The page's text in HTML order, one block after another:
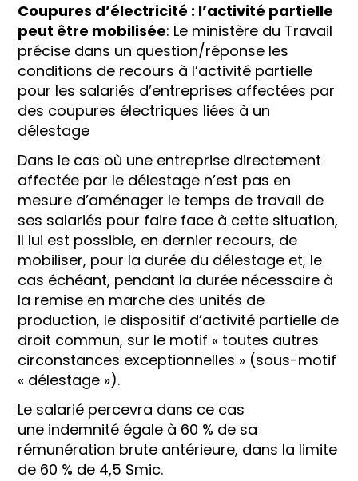
Coupures d’électricité : l’activité partielle
peut être mobilisée: Le ministère du Travail
précise dans un question/réponse les
conditions de recours à l’activité partielle
pour les salariés d’entreprises affectées par
des coupures électriques liées à un
délestage
Dans le cas où une entreprise directement
affectée par le délestage n’est pas en
mesure d’aménager le temps de travail de
ses salariés pour faire face à cette situation,
il lui est possible, en dernier recours, de
mobiliser, pour la durée du délestage et, le
cas échéant, pendant la durée nécessaire à
la remise en marche des unités de
production, le dispositif d’activité partielle de
droit commun, sur le motif « toutes autres
circonstances exceptionnelles » (sous-motif
« délestage »).
Le salarié percevra dans ce cas
une indemnité égale à 60 % de sa
rémunération brute antérieure, dans la limite
de 60 % de 4,5 Smic.